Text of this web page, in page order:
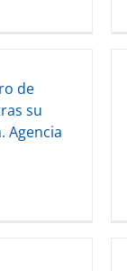
de
su
Agencia